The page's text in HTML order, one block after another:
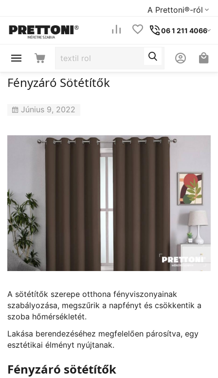
A Prettoni®-ról
06 1 211 4066
Fényzáró Sötétítők
Június 9, 2022
A sötétítők szerepe otthona fényviszonyainak
szabályozása, megszűrik a napfényt és csökkentik a
szoba hőmérsékletét.
Lakása berendezéséhez megfelelően párosítva, egy
esztétikai élményt nyújtanak.
Fényzáró sötétítők